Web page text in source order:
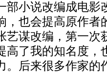
部小说改编成电影
，也会提高原作者
艺谋改编，第一
高了我的知名度，
。后来很多作家的